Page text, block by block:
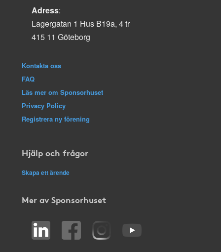
Adress:
Lagergatan 1 Hus B19a, 4 tr
415 11 Göteborg
Kontakta oss
FAQ
Läs mer om Sponsorhuset
Privacy Policy
Registrera ny förening
Hjälp och frågor
Skapa ett ärende
Mer av Sponsorhuset